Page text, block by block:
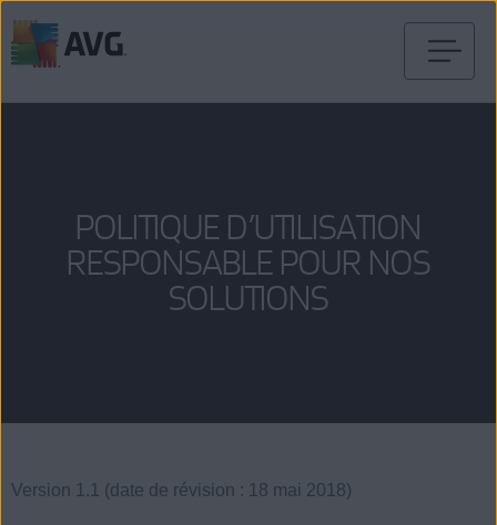
directement
POLITIQUE D’UTILISATION
RESPONSABLE POUR NOS
SOLUTIONS
Version 1.1 (date de révision : 18 mai 2018)